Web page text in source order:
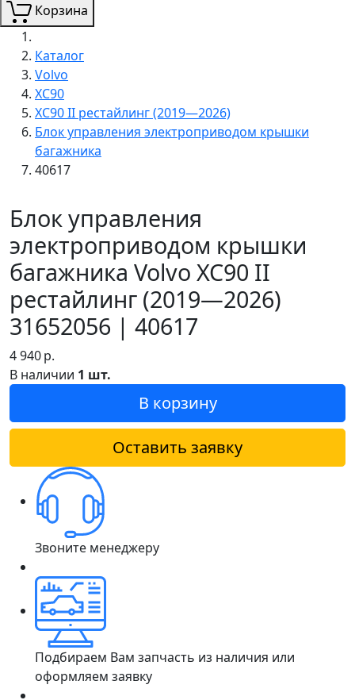
Корзина
Каталог
Volvo
XC90
XC90 II рестайлинг (2019—2026)
Блок управления электроприводом крышки
багажника
40617
Блок управления
электроприводом крышки
багажника Volvo XC90 II
рестайлинг (2019—2026)
31652056 | 40617
4 940р.
В наличии 1 шт.
В корзину
Оставить заявку
Звоните менеджеру
Подбираем Вам запчасть из наличия или
оформляем заявку